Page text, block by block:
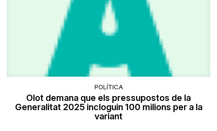
POLÍTICA
Olot demana que els pressupostos de la
Generalitat 2025 incloguin 100 milions per a la
variant